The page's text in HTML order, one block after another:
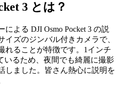
3 とは？
よる DJI Osmo Pocket 3 の説
ズのジンバル付きカメラで、
れることが特徴です。1インチ
いるため、夜間でも綺麗に撮影
しました。皆さん熱心に説明を